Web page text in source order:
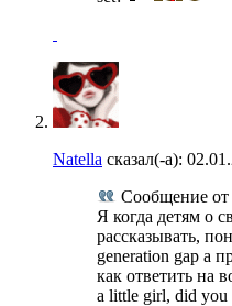
Natella сказал(-а):
Сообщение от
Я когда детям о
рассказывать,
generation gap а
как ответить на
a little girl, did you